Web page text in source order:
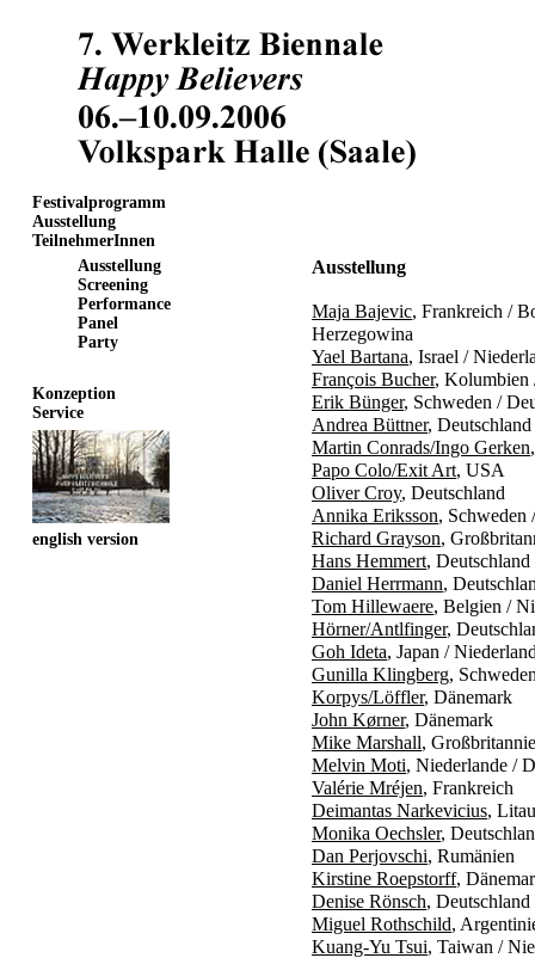
Festivalprogramm
Ausstellung
TeilnehmerInnen
Ausstellung
Screening
Performance
Panel
Party
Konzeption
Service
english version
Ausstellung
Maja Bajevic, Frankreich /
Herzegowina
Yael Bartana, Israel /
François Bucher, Kolumbien
Erik Bünger, Schweden /
Andrea Büttner,
Martin Conrads/Ingo Gerken
Papo Colo/Exit Art, USA
Oliver Croy, Deutschland
Annika Eriksson, Schweden
Richard Grayson,
Hans Hemmert, Deutschland
Daniel Herrmann,
Tom Hillewaere, Belgien /
Hörner/Antlfinger,
Goh Ideta, Japan /
Gunilla Klingberg,
Korpys/Löffler, Dänemark
John Kørner, Dänemark
Mike Marshall,
Melvin Moti, Niederlande /
Valérie Mréjen, Frankreich
Deimantas Narkevicius,
Monika Oechsler,
Dan Perjovschi, Rumänien
Kirstine Roepstorff,
Denise Rönsch, Deutschland
Miguel Rothschild,
Kuang-Yu Tsui, Taiwan /